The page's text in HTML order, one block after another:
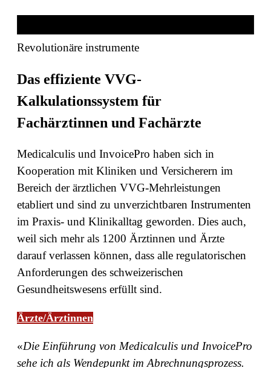
Revolutionäre instrumente
Das effiziente VVG-
Kalkulationssystem für
Fachärztinnen und Fachärzte
Medicalculis und InvoicePro haben sich in
Kooperation mit Kliniken und Versicherern im
Bereich der ärztlichen VVG-Mehrleistungen
etabliert und sind zu unverzichtbaren Instrumenten
im Praxis- und Klinikalltag geworden. Dies auch,
weil sich mehr als 1200 Ärztinnen und Ärzte
darauf verlassen können, dass alle regulatorischen
Anforderungen des schweizerischen
Gesundheitswesens erfüllt sind.
Ärzte/Ärztinnen
«Die Einführung von Medicalculis und InvoicePro
sehe ich als Wendepunkt im Abrechnungsprozess.